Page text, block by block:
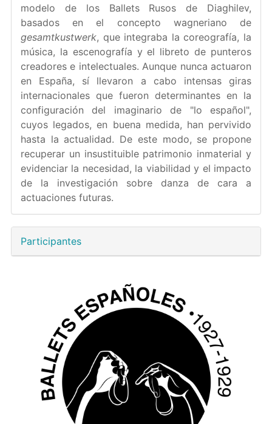
modelo de los Ballets Rusos de Diaghilev,
basados en el concepto wagneriano de
gesamtkustwerk, que integraba la coreografía, la
música, la escenografía y el libreto de punteros
creadores e intelectuales. Aunque nunca actuaron
en España, sí llevaron a cabo intensas giras
internacionales que fueron determinantes en la
configuración del imaginario de "lo español",
cuyos legados, en buena medida, han pervivido
hasta la actualidad. De este modo, se propone
recuperar un insustituible patrimonio inmaterial y
evidenciar la necesidad, la viabilidad y el impacto
de la investigación sobre danza de cara a
actuaciones futuras.
Participantes